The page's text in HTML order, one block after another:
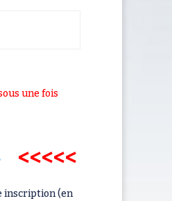
une fois
<<<<<
inscription (en